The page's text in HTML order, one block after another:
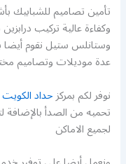
تأمين تصاميم للشبابيك
وكفاءة عالية تركيب
وستانلس ستيل نقوم أيضا
عدة موديلات وتصاميم
نوفر لكم بمركزحداد الكويت
تحميه من الصدأ بالإضافة
لجميع الاماكن